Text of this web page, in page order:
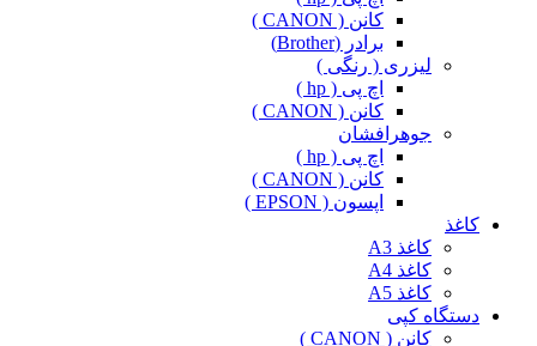
کانن ( CANON )
برادر (Brother)
لیزری ( رنگی )
اچ پی ( hp )
کانن ( CANON )
جوهرافشان
اچ پی ( hp )
کانن ( CANON )
اپسون ( EPSON )
کاغذ
کاغذ A3
کاغذ A4
کاغذ A5
دستگاه کپی
کانن ( CANON )